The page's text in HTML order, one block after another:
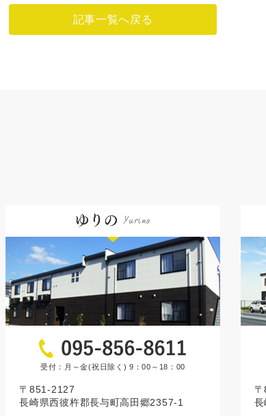
記事一覧へ戻る
受付：月～金(祝日除く) 9：00～18：00
〒851-2127
長崎県西彼杵郡長与町高田郷2357-1